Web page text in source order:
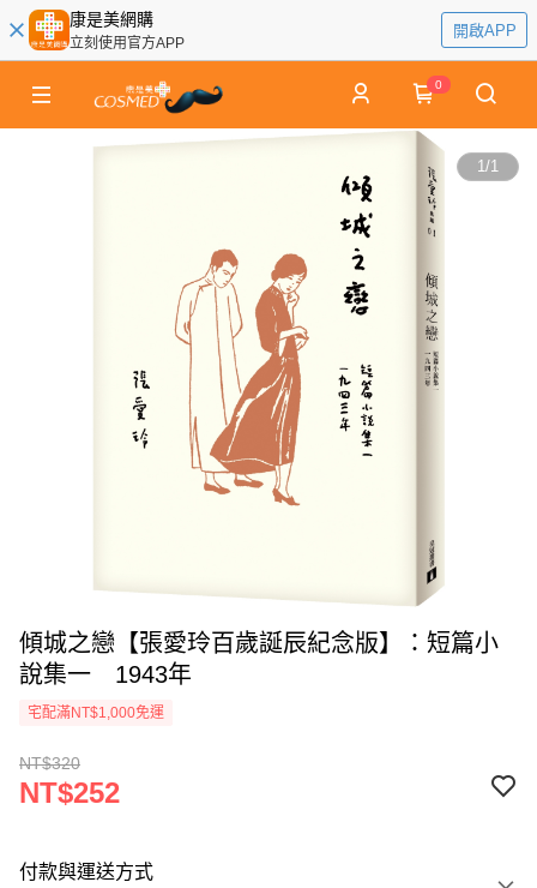
康是美網購
立刻使用官方APP
開啟APP
0
1/1
傾城之戀【張愛玲百歲誕辰紀念版】：短篇小
說集一 1943年
宅配滿NT$1,000免運
NT$320
NT$252
付款與運送方式